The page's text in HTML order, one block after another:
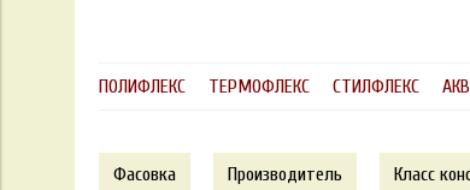
ПОЛИФЛЕКС ТЕРМОФЛЕКС СТИЛФЛЕКС
Фасовка Производитель Класс